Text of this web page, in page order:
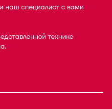
наш специалист с вами
технике